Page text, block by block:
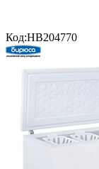
Код:HB204770